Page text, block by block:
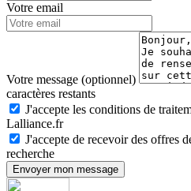
Votre email
Votre message (optionnel)
caractères restants
J'accepte les conditions de
Lalliance.fr
J'accepte de recevoir des offres
recherche
Envoyer mon message